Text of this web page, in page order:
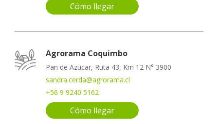
Cómo llegar
Agrorama Coquimbo
Pan de Azucar, Ruta 43, Km 12 N° 3900
sandra.cerda@agrorama.cl
+56 9 9240 5162
Cómo llegar